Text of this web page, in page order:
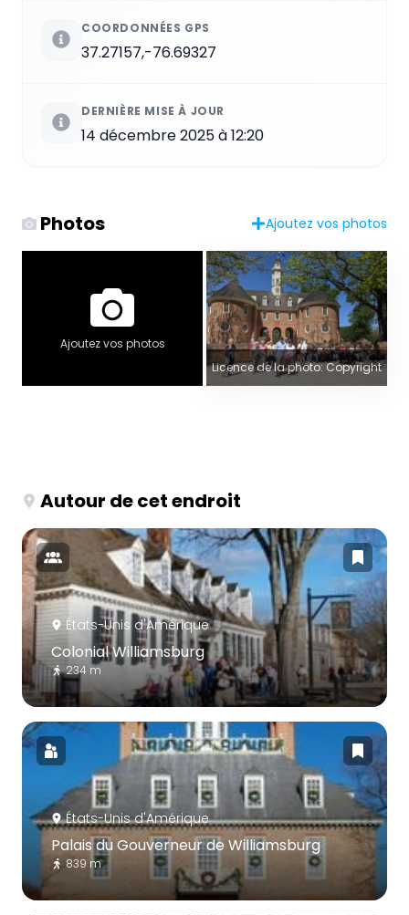
COORDONNÉES GPS
37.27157,-76.69327
DERNIÈRE MISE À JOUR
14 décembre 2025 à 12:20
Photos Ajoutez vos photos
Ajoutez vos photos
Licence de la photo: Copyright
Autour de cet endroit
États-Unis d'Amérique
Colonial Williamsburg
234 m
États-Unis d'Amérique
Palais du Gouverneur de Williamsburg
839 m